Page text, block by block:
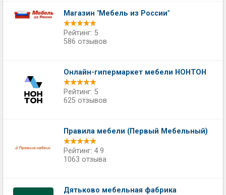
Магазин "Мебель из России"
Рейтинг: 5
586 отзывов
Онлайн-гипермаркет мебели НОНТОН
Рейтинг: 5
625 отзывов
Правила мебели (Первый Мебельный)
Рейтинг: 4.9
1063 отзыва
Дятьково мебельная фабрика